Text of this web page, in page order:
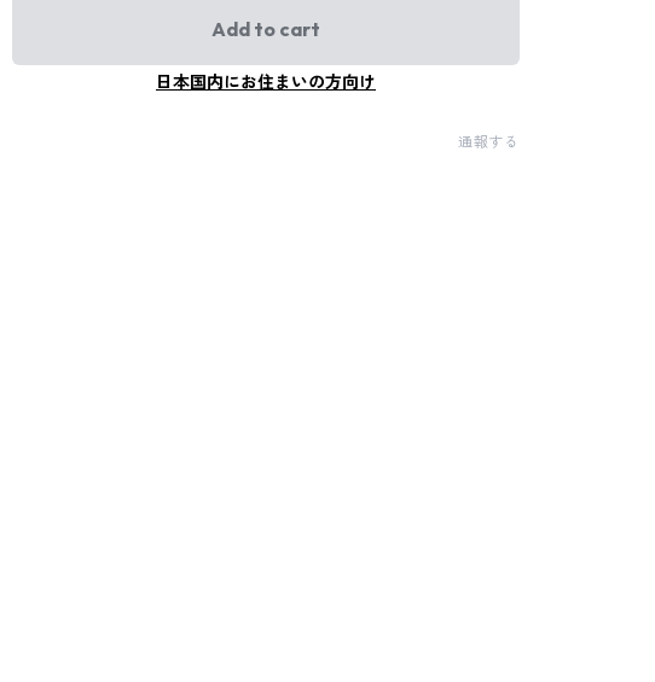
Add to cart
日本国内にお住まいの方向け
通報する